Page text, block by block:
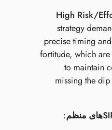
High Risk/
strategy
precise timing
fortitude, which
to maintain
missing the